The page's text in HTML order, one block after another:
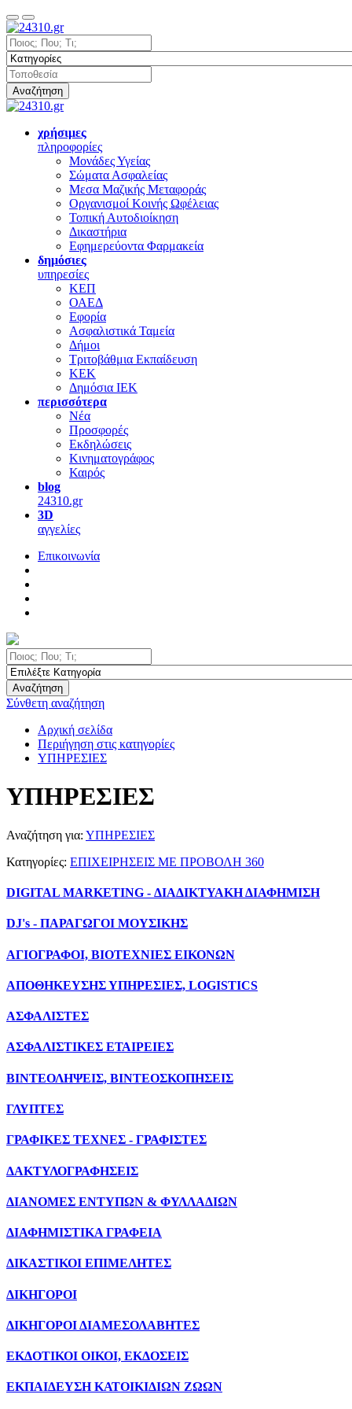
Αναζήτηση
χρήσιμες
πληροφορίες
Μονάδες Υγείας
Σώματα Ασφαλείας
Μεσα Μαζικής Μεταφοράς
Οργανισμοί Κοινής Ωφέλειας
Τοπική Αυτοδιοίκηση
Δικαστήρια
Εφημερεύοντα Φαρμακεία
δημόσιες
υπηρεσίες
ΚΕΠ
ΟΑΕΔ
Εφορία
Ασφαλιστικά Ταμεία
Δήμοι
Τριτοβάθμια Εκπαίδευση
ΚΕΚ
Δημόσια ΙΕΚ
περισσότερα
Νέα
Προσφορές
Εκδηλώσεις
Κινηματογράφος
Καιρός
blog
24310.gr
3D
αγγελίες
Επικοινωνία
Αναζήτηση
Σύνθετη αναζήτηση
Αρχική σελίδα
Περιήγηση στις κατηγορίες
ΥΠΗΡΕΣΙΕΣ
ΥΠΗΡΕΣΙΕΣ
Αναζήτηση για: ΥΠΗΡΕΣΙΕΣ
Κατηγορίες: ΕΠΙΧΕΙΡΗΣΕΙΣ ΜΕ ΠΡΟΒΟΛΗ 360
DIGITAL MARKETING - ΔΙΑΔΙΚΤΥΑΚΗ ΔΙΑΦΗΜΙΣΗ
DJ's - ΠΑΡΑΓΩΓΟΙ ΜΟΥΣΙΚΗΣ
ΑΓΙΟΓΡΑΦΟΙ, ΒΙΟΤΕΧΝΙΕΣ ΕΙΚΟΝΩΝ
ΑΠΟΘΗΚΕΥΣΗΣ ΥΠΗΡΕΣΙΕΣ, LOGISTICS
ΑΣΦΑΛΙΣΤΕΣ
ΑΣΦΑΛΙΣΤΙΚΕΣ ΕΤΑΙΡΕΙΕΣ
ΒΙΝΤΕΟΛΗΨΕΙΣ, ΒΙΝΤΕΟΣΚΟΠΗΣΕΙΣ
ΓΛΥΠΤΕΣ
ΓΡΑΦΙΚΕΣ ΤΕΧΝΕΣ - ΓΡΑΦΙΣΤΕΣ
ΔΑΚΤΥΛΟΓΡΑΦΗΣΕΙΣ
ΔΙΑΝΟΜΕΣ ΕΝΤΥΠΩΝ & ΦΥΛΛΑΔΙΩΝ
ΔΙΑΦΗΜΙΣΤΙΚΑ ΓΡΑΦΕΙΑ
ΔΙΚΑΣΤΙΚΟΙ ΕΠΙΜΕΛΗΤΕΣ
ΔΙΚΗΓΟΡΟΙ
ΔΙΚΗΓΟΡΟΙ ΔΙΑΜΕΣΟΛΑΒΗΤΕΣ
ΕΚΔΟΤΙΚΟΙ ΟΙΚΟΙ, ΕΚΔΟΣΕΙΣ
ΕΚΠΑΙΔΕΥΣΗ ΚΑΤΟΙΚΙΔΙΩΝ ΖΩΩΝ